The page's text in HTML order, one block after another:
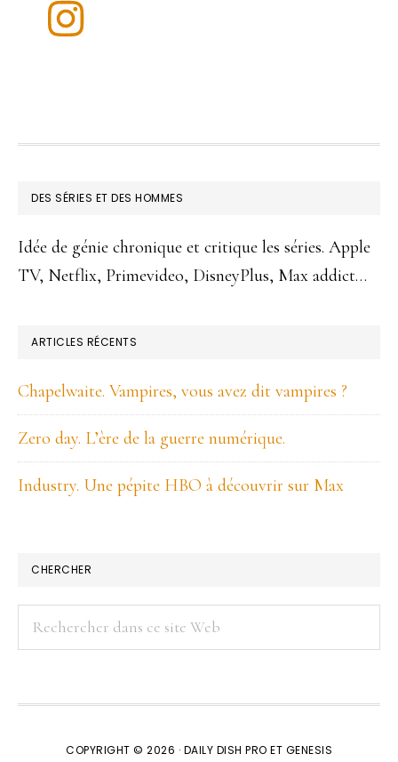
FOOTER
DES SÉRIES ET DES HOMMES
Idée de génie chronique et critique les séries. Apple
TV, Netflix, Primevideo, DisneyPlus, Max addict…
ARTICLES RÉCENTS
Chapelwaite. Vampires, vous avez dit vampires ?
Zero day. L’ère de la guerre numérique.
Industry. Une pépite HBO à découvrir sur Max
CHERCHER
Rechercher
dans
site
COPYRIGHT © 2026 · DAILY DISH PRO ET GENESIS